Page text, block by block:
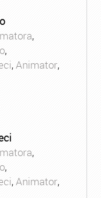
,
,
,Animator,
,
,
,Animator,